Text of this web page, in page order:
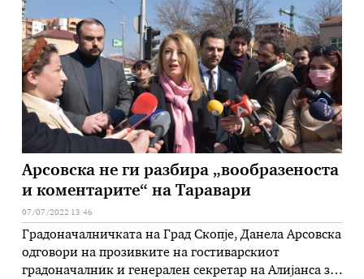
контејнери во коишто граѓаните ќе можат да го
одложат органскиот отпад (остатоците од
курбанот). Од Градот Скопје и …
Арсовска не ги разбира „вообразеноста
и коментарите“ на Таравари
07/07/2022 13:46
Градоначалничката на Град Скопје, Данела Арсовска
одговори на прозивките на гостиварскиот
градоначалник и генерален секретар на Алијанса за